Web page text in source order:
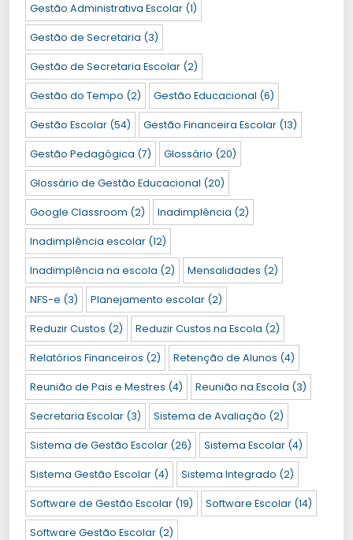
Gestão Administrativa Escolar (1)
Gestão de Secretaria (3)
Gestão de Secretaria Escolar (2)
Gestão do Tempo (2) Gestão Educacional (6)
Gestão Escolar (54) Gestão Financeira Escolar (13)
Gestão Pedagógica (7) Glossário (20)
Glossário de Gestão Educacional (20)
Google Classroom (2) Inadimplência (2)
Inadimplência escolar (12)
Inadimplência na escola (2) Mensalidades (2)
NFS-e (3) Planejamento escolar (2)
Reduzir Custos (2) Reduzir Custos na Escola (2)
Relatórios Financeiros (2) Retenção de Alunos (4)
Reunião de Pais e Mestres (4) Reunião na Escola (3)
Secretaria Escolar (3) Sistema de Avaliação (2)
Sistema de Gestão Escolar (26) Sistema Escolar (4)
Sistema Gestão Escolar (4) Sistema Integrado (2)
Software de Gestão Escolar (19) Software Escolar (14)
Software Gestão Escolar (2)